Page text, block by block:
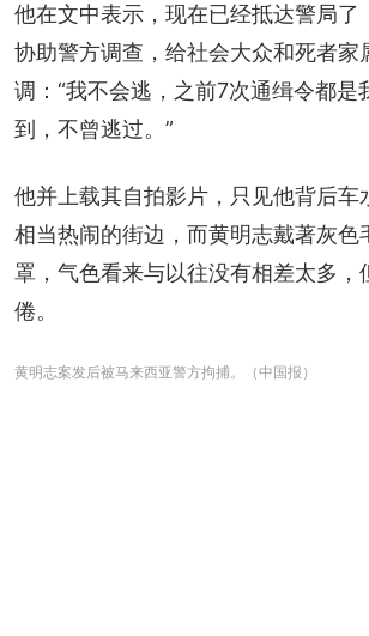
他在文中表示，现在已经抵达警局了
协助警方调查，给社会大众和死者家
调：“我不会逃，之前7次通缉令都是
到，不曾逃过。”
他并上载其自拍影片，只见他背后车
相当热闹的街边，而黄明志戴著灰色
罩，气色看来与以往没有相差太多，
倦。
黄明志案发后被马来西亚警方拘捕。（中国报）